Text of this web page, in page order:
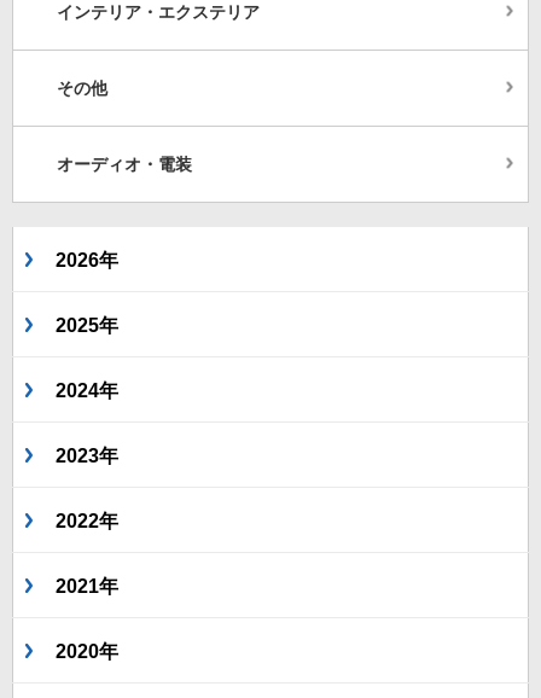
インテリア・エクステリア
その他
オーディオ・電装
2026年
2025年
2024年
2023年
2022年
2021年
2020年